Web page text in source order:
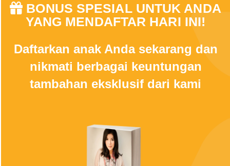
BONUS SPESIAL UNTUK ANDA
YANG MENDAFTAR HARI INI!
Daftarkan anak Anda sekarang dan
nikmati berbagai keuntungan
tambahan eksklusif dari kami